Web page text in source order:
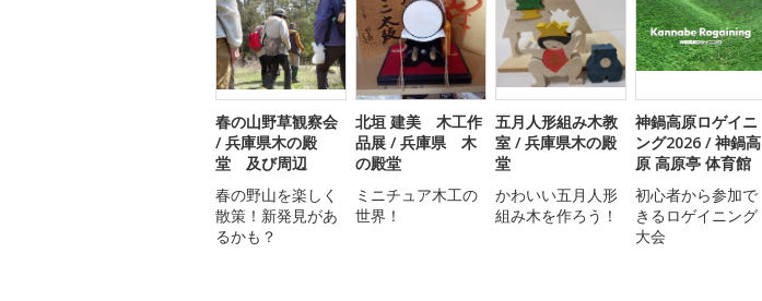
春の山野草観察会
/ 兵庫県木の殿
堂 及び周辺
春の野山を楽しく
散策！新発見があ
るかも？
北垣 建美 木工作
品展 / 兵庫県 木
の殿堂
ミニチュア木工の
世界！
五月人形組み木教
室 / 兵庫県木の殿
堂
かわいい五月人形
組み木を作ろう！
神鍋高原ロゲイニ
ング2026 / 神鍋高
原 高原亭 体育館
初心者から参加で
きるロゲイニング
大会